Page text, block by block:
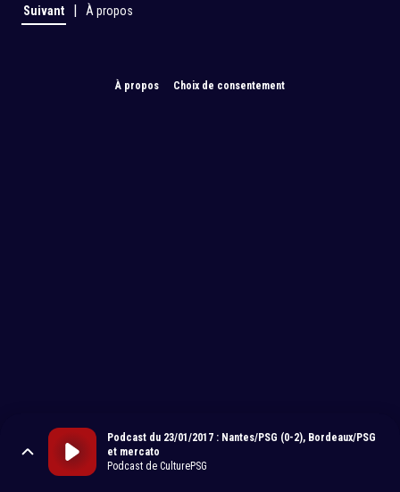
Suivant | À propos
À propos Choix de consentement
Podcast du 23/01/2017 : Nantes/PSG (0-2), Bordeaux/PSG
et mercato
Podcast de CulturePSG